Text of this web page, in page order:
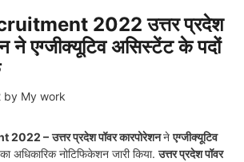
2022 उत्तर प्रदेश
ने एग्जीक्यूटिव असिस्टेंट के पदों
by My work
2022 – उत्तर प्रदेश पॉवर कारपोरेशननेएग्जीक्यूटिव
अधिकारिक नोटिफिकेशन जारी किया.उत्तर प्रदेश पॉवर